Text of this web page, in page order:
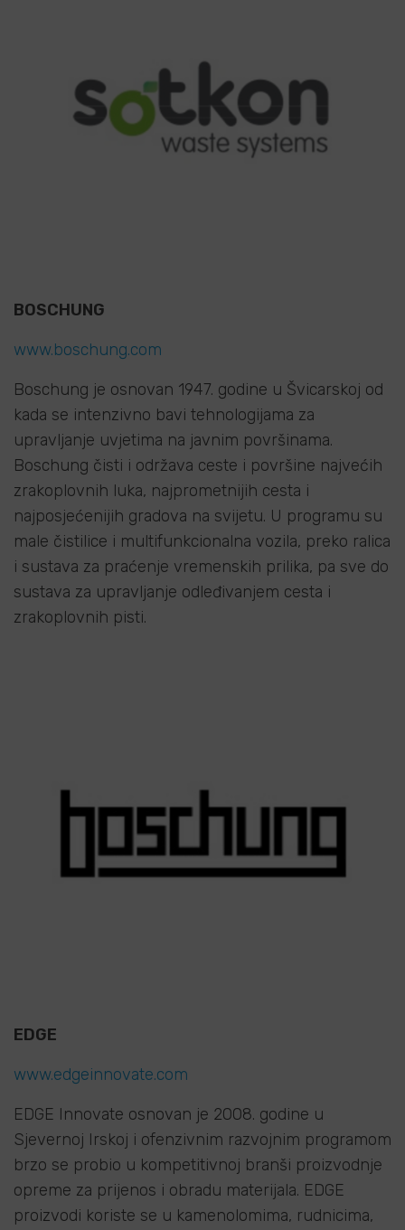
BOSCHUNG
www.boschung.com
Boschung je osnovan 1947. godine u Švicarskoj od
kada se intenzivno bavi tehnologijama za
upravljanje uvjetima na javnim površinama.
Boschung čisti i održava ceste i površine najvećih
zrakoplovnih luka, najprometnijih cesta i
najposjećenijih gradova na svijetu. U programu su
male čistilice i multifunkcionalna vozila, preko ralica
i sustava za praćenje vremenskih prilika, pa sve do
sustava za upravljanje odleđivanjem cesta i
zrakoplovnih pisti.
EDGE
www.edgeinnovate.com
EDGE Innovate osnovan je 2008. godine u
Sjevernoj Irskoj i ofenzivnim razvojnim programom
brzo se probio u kompetitivnoj branši proizvodnje
opreme za prijenos i obradu materijala. EDGE
proizvodi koriste se u kamenolomima, rudnicima,